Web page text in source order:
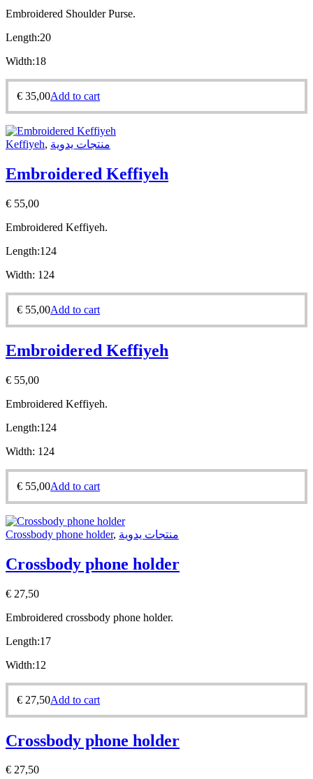
Embroidered Shoulder Purse.
Length:20
Width:18
€ 35,00Add to cart
Keffiyeh, منتجات يدوية
Embroidered Keffiyeh
€ 55,00
Embroidered Keffiyeh.
Length:124
Width: 124
€ 55,00Add to cart
Embroidered Keffiyeh
€ 55,00
Embroidered Keffiyeh.
Length:124
Width: 124
€ 55,00Add to cart
Crossbody phone holder, منتجات يدوية
Crossbody phone holder
€ 27,50
Embroidered crossbody phone holder.
Length:17
Width:12
€ 27,50Add to cart
Crossbody phone holder
€ 27,50